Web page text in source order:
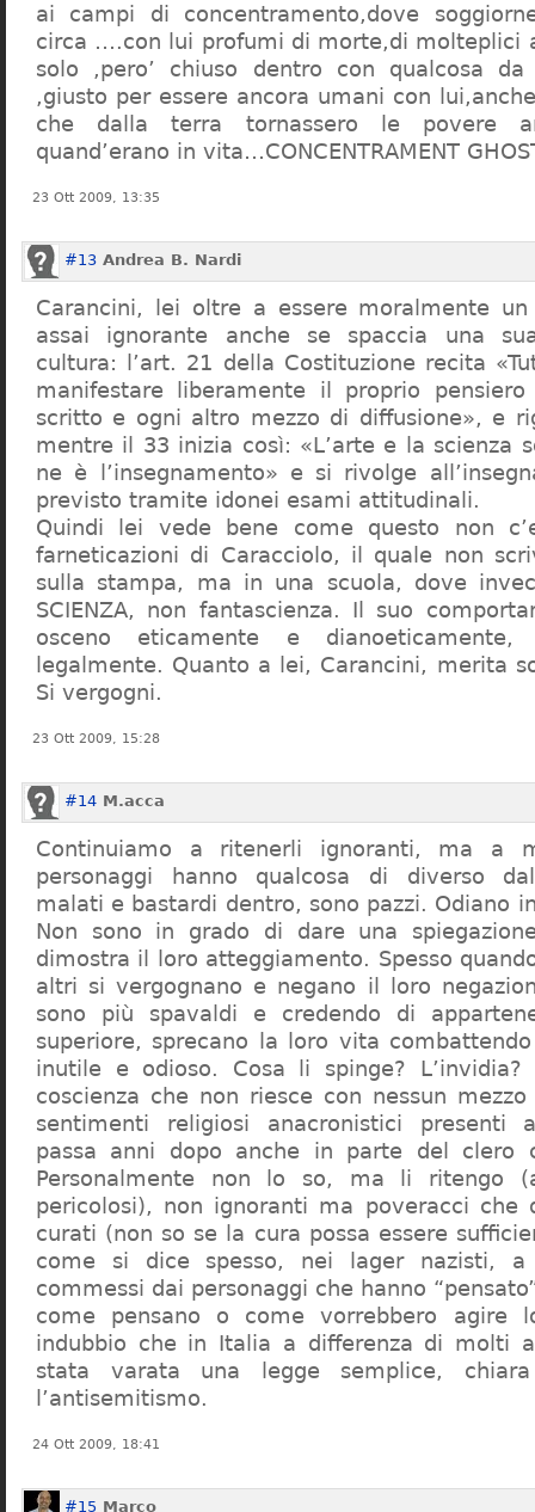
ai campi di concentramento,dove
circa ….con lui profumi di morte,di molteplici
solo ,pero’ chiuso dentro con qualcosa
,giusto per essere ancora umani con
che dalla terra tornassero le povere
quand’erano in vita…CONCENTRAMENT
23 Ott 2009, 13:35
#13 Andrea B. Nardi
Carancini, lei oltre a essere moralmente
assai ignorante anche se spaccia una
cultura: l’art. 21 della Costituzione recita
manifestare liberamente il proprio
scritto e ogni altro mezzo di diffusione», e
mentre il 33 inizia così: «L’arte e la scienza
ne è l’insegnamento» e si rivolge
previsto tramite idonei esami attitudinali.
Quindi lei vede bene come questo non
farneticazioni di Caracciolo, il quale non
sulla stampa, ma in una scuola, dove
SCIENZA, non fantascienza. Il suo
osceno eticamente e dianoeticamente,
legalmente. Quanto a lei, Carancini, merita
Si vergogni.
23 Ott 2009, 15:28
#14 M.acca
Continuiamo a ritenerli ignoranti, ma a
personaggi hanno qualcosa di diverso
malati e bastardi dentro, sono pazzi. Odiano
Non sono in grado di dare una
dimostra il loro atteggiamento. Spesso
altri si vergognano e negano il loro
sono più spavaldi e credendo di
superiore, sprecano la loro vita
inutile e odioso. Cosa li spinge?
coscienza che non riesce con nessun
sentimenti religiosi anacronistici presenti
passa anni dopo anche in parte del clero
Personalmente non lo so, ma li ritengo
pericolosi), non ignoranti ma poveracci che
curati (non so se la cura possa essere
come si dice spesso, nei lager nazisti,
commessi dai personaggi che hanno
come pensano o come vorrebbero agire
indubbio che in Italia a differenza di molti
stata varata una legge semplice,
l’antisemitismo.
24 Ott 2009, 18:41
#15 Marco